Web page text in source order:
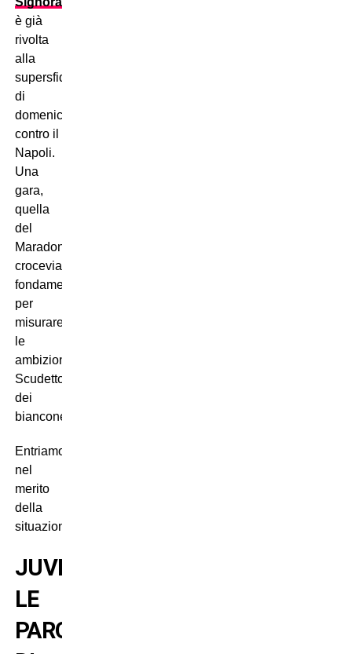
è già
rivolta
alla
supersfida
di
domenica
contro il
Napoli.
Una
gara,
quella
del
Maradona,
crocevia
fondamentale
per
misurare
le
ambizioni
Scudetto
dei
bianconeri.
Entriamo
nel
merito
della
situazione.
JUVENTUS:
LE
PAROLE